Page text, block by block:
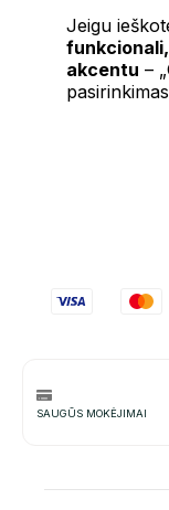
Jeigu
funkcionali,
akcentu –
SAUGŪS MOKĖJIMAI